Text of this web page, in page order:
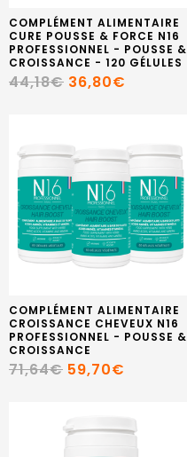
COMPLÉMENT ALIMENTAIRE
CURE POUSSE & FORCE N16
PROFESSIONNEL - POUSSE &
CROISSANCE - 120 GÉLULES
44,18€ 36,80€
COMPLÉMENT ALIMENTAIRE
CROISSANCE CHEVEUX N16
PROFESSIONNEL - POUSSE &
CROISSANCE
71,64€ 59,70€